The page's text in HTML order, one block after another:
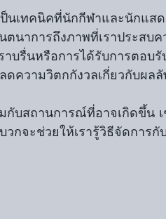
ป็นเทคนิคที่นักกีฬาและนักแส
นาการถึงภาพที่เราประสบค
าบรื่นหรือการได้รับการตอบ
ดความวิตกกังวลเกี่ยวกับผล
กับสถานการณ์ที่อาจเกิดขึ้น
กจะช่วยให้เรารู้วิธีจัดการกั